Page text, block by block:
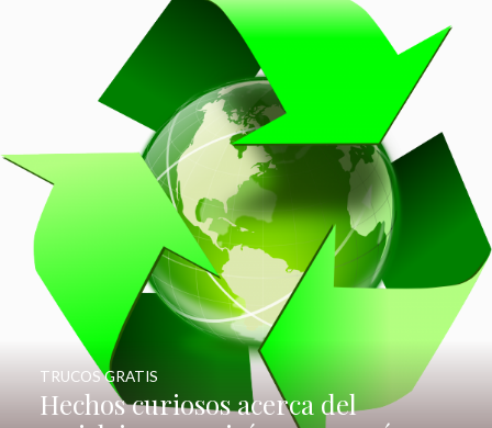
Hechos curiosos acerca del
TRUCOS GRATIS